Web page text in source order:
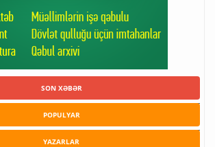
SON XƏBƏR
POPULYAR
YAZARLAR